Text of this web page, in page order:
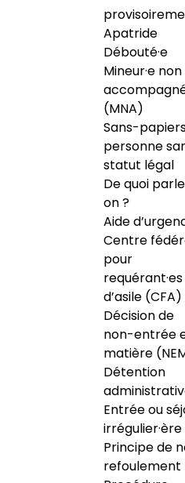
Apatride
Débouté·e
Mineur·e non
(MNA)
Sans-
personne
statut légal
De quoi
on ?
Aide
Centre
pour
requérant·es
d’asile (CFA)
Décision de
non-entrée
matière
Détention
Entrée ou
irrégulier·ère
Principe de
refoulement